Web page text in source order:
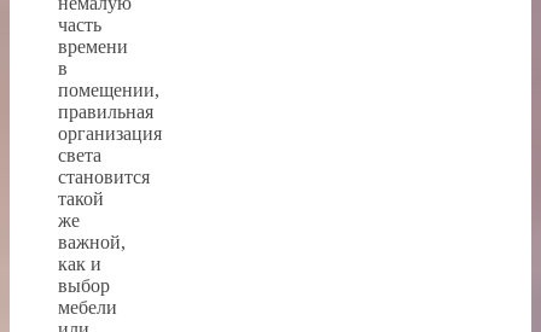
часть
времени
в
помещении,
правильная
организация
света
становится
такой
же
важной,
как и
выбор
мебели